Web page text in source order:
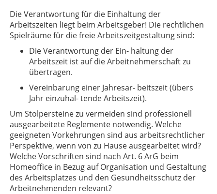
Die Verantwortung für die Einhaltung der
Arbeitszeiten liegt beim Arbeitsgeber! Die rechtlichen
Spielräume für die freie Arbeitszeitgestaltung sind:
Die Verantwortung der Ein- haltung der
Arbeitszeit ist auf die Arbeitnehmerschaft zu
übertragen.
Vereinbarung einer Jahresar- beitszeit (übers
Jahr einzuhal- tende Arbeitszeit).
Um Stolpersteine zu vermeiden sind professionell
ausgearbeitete Reglemente notwendig. Welche
geeigneten Vorkehrungen sind aus arbeitsrechtlicher
Perspektive, wenn von zu Hause ausgearbeitet wird?
Welche Vorschriften sind nach Art. 6 ArG beim
Homeoffice in Bezug auf Organisation und Gestaltung
des Arbeitsplatzes und den Gesundheitsschutz der
Arbeitnehmenden relevant?